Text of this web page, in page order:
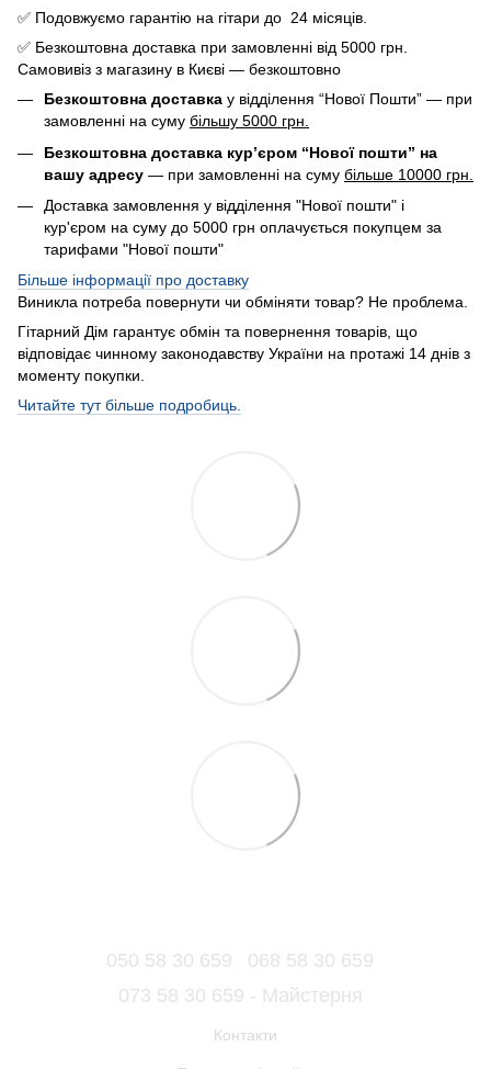
✅ Подовжуємо гарантію на гітари до 24 місяців.
✅ Безкоштовна доставка при замовленні від 5000 грн.
Самовивіз з магазину в Києві — безкоштовно
Безкоштовна доставка у відділення “Нової Пошти” — при
замовленні на суму більшу 5000 грн.
Безкоштовна доставка кур’єром “Нової пошти” на
вашу адресу — при замовленні на суму більше 10000 грн.
Доставка замовлення у відділення "Нової пошти" і
кур'єром на суму до 5000 грн оплачується покупцем за
тарифами "Нової пошти"
Більше інформації про доставку
Виникла потреба повернути чи обміняти товар? Не проблема.
Гітарний Дім гарантує обмін та повернення товарів, що
відповідає чинному законодавству України на протажі 14 днів з
моменту покупки.
Читайте тут більше подробиць.
050 58 30 659
068 58 30 659
073 58 30 659 - Майстерня
Контакти